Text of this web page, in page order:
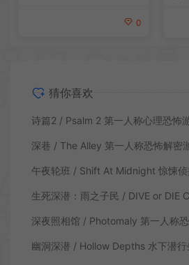
0
猜你喜欢
诗篇2 / Psalm 2 第一人称心理恐怖
深巷 / The Alley 第一人称恐怖解密